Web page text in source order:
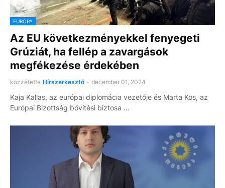
EURÓPA
Az EU következményekkel fenyegeti
Grúziát, ha fellép a zavargások
megfékezése érdekében
közzétette Hírszerkesztő - december 01, 2024
Kaja Kallas, az európai diplomácia vezetője és Marta Kos, az
Európai Bizottság bővítési biztosa …